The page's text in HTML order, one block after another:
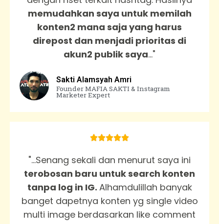
memudahkan saya untuk memilah
konten2 mana saja yang harus
direpost dan menjadi prioritas di
akun2 publik saya..."
Sakti Alamsyah Amri
Founder MAFIA SAKTI & Instagram
Marketer Expert

"...Senang sekali dan menurut saya ini
terobosan baru untuk search konten
tanpa log in IG. Alhamdulillah banyak
banget dapetnya konten yg single video
multi image berdasarkan like comment